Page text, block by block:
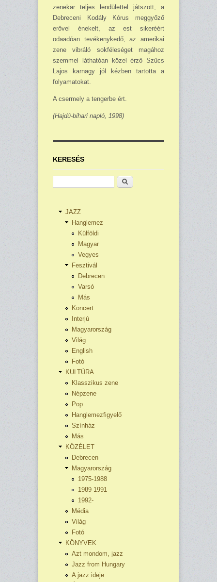
zenekar teljes len­dülettel ját­szott, a
Debreceni Kodály Kórus meggyőző
erővel énekelt, az est si­keréért
odaadóan tevékenykedő, az amerikai
zene vibráló sokféleséget magához
szemmel láthatóan közel érző Szűcs
Lajos karnagy jól kézben tartotta a
folyamatokat.
A csermely a tengerbe ért.
(Hajdú-bihari napló, 1998)
KERESÉS
Keresés
JAZZ
Hanglemez
Külföldi
Magyar
Vegyes
Fesztivál
Debrecen
Varsó
Más
Koncert
Interjú
Magyarország
Világ
English
Fotó
KULTÚRA
Klasszikus zene
Népzene
Pop
Hanglemezfigyelő
Színház
Más
KÖZÉLET
Debrecen
Magyarország
1975-1988
1989-1991
1992-
Média
Világ
Fotó
KÖNYVEK
Azt mondom, jazz
Jazz from Hungary
A jazz ideje